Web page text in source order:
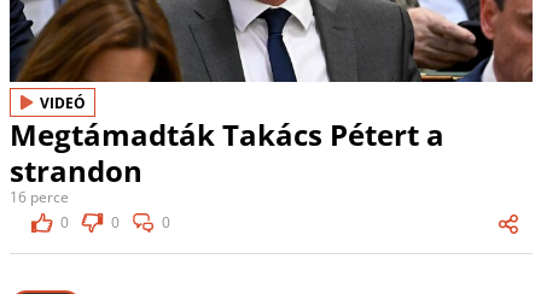
VIDEÓ
Megtámadták Takács Pétert a
strandon
16 perce
0
0 0